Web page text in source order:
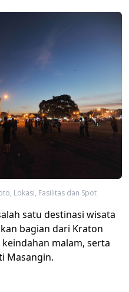
Lokasi, Fasilitas dan Spot
satu destinasi wisata
bagian dari Kraton
malam, serta
Masangin.